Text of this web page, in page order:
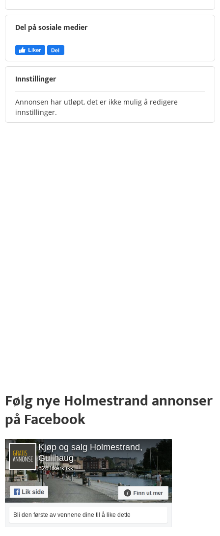
Del på sosiale medier
Innstillinger
Annonsen har utløpt, det er ikke mulig å redigere
innstillinger.
Følg nye Holmestrand annonser
på Facebook
Kjøp og salg Holmestrand,
Gullhaug
626 likerklikk
Bli den første av vennene dine til å like dette